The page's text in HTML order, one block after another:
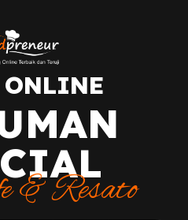
ONLINE
& Resato